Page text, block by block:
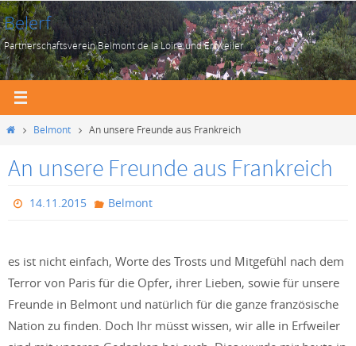
Zum
Inhalt
springen
Belerf
Partnerschaftsverein Belmont de la Loire und Erfweiler
StartBelmont An unsere Freunde aus Frankreich
An unsere Freunde aus Frankreich
14.11.2015 Belmont
es ist nicht einfach, Worte des Trosts und Mitgefühl nach dem
Terror von Paris für die Opfer, ihrer Lieben, sowie für unsere
Freunde in Belmont und natürlich für die ganze französische
Nation zu finden. Doch Ihr müsst wissen, wir alle in Erfweiler